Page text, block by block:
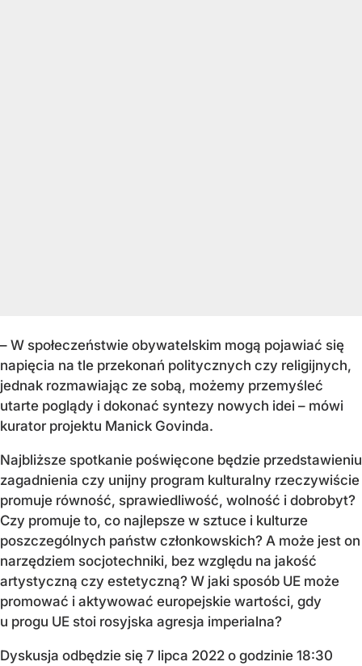
– W społeczeństwie obywatelskim mogą pojawiać się
napięcia na tle przekonań politycznych czy religijnych,
jednak rozmawiając ze sobą, możemy przemyśleć
utarte poglądy i dokonać syntezy nowych idei – mówi
kurator projektu Manick Govinda.
Najbliższe spotkanie poświęcone będzie przedstawieniu
zagadnienia czy unijny program kulturalny rzeczywiście
promuje równość, sprawiedliwość, wolność i dobrobyt?
Czy promuje to, co najlepsze w sztuce i kulturze
poszczególnych państw członkowskich? A może jest on
narzędziem socjotechniki, bez względu na jakość
artystyczną czy estetyczną? W jaki sposób UE może
promować i aktywować europejskie wartości, gdy
u progu UE stoi rosyjska agresja imperialna?
Dyskusja odbędzie się 7 lipca 2022 o godzinie 18:30